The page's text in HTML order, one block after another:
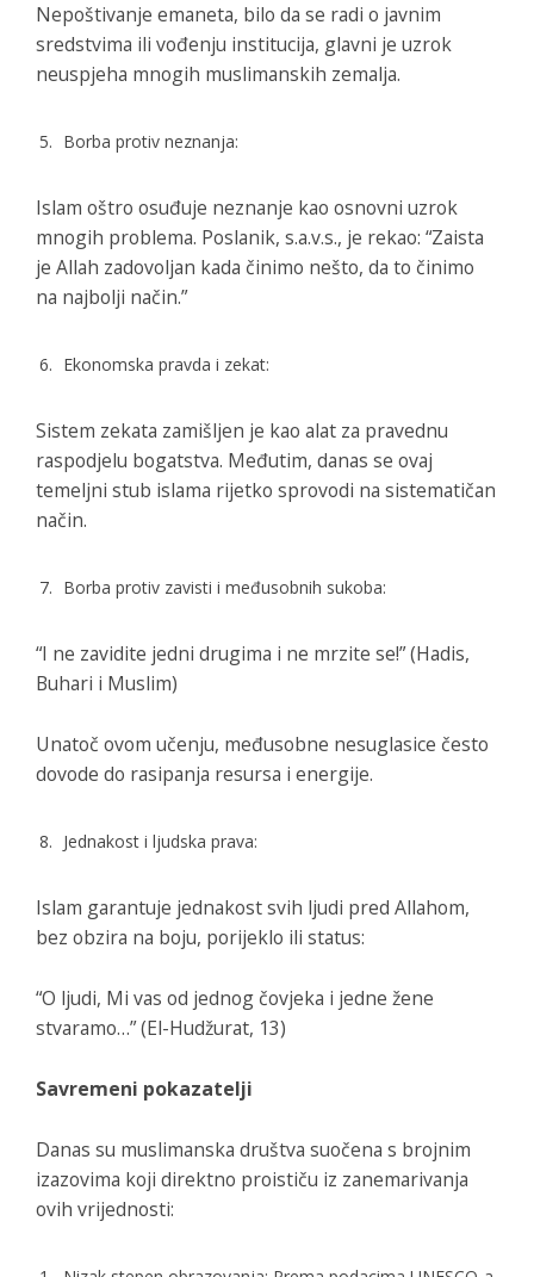
Nepoštivanje emaneta, bilo da se radi o javnim
sredstvima ili vođenju institucija, glavni je uzrok
neuspjeha mnogih muslimanskih zemalja.
Borba protiv neznanja:
Islam oštro osuđuje neznanje kao osnovni uzrok
mnogih problema. Poslanik, s.a.v.s., je rekao: “Zaista
je Allah zadovoljan kada činimo nešto, da to činimo
na najbolji način.”
Ekonomska pravda i zekat:
Sistem zekata zamišljen je kao alat za pravednu
raspodjelu bogatstva. Međutim, danas se ovaj
temeljni stub islama rijetko sprovodi na sistematičan
način.
Borba protiv zavisti i međusobnih sukoba:
“I ne zavidite jedni drugima i ne mrzite se!” (Hadis,
Buhari i Muslim)
Unatoč ovom učenju, međusobne nesuglasice često
dovode do rasipanja resursa i energije.
Jednakost i ljudska prava:
Islam garantuje jednakost svih ljudi pred Allahom,
bez obzira na boju, porijeklo ili status:
“O ljudi, Mi vas od jednog čovjeka i jedne žene
stvaramo…” (El-Hudžurat, 13)
Savremeni pokazatelji
Danas su muslimanska društva suočena s brojnim
izazovima koji direktno proističu iz zanemarivanja
ovih vrijednosti: